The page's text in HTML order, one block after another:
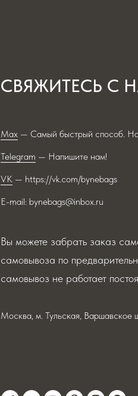
СВЯЖИТЕСЬ С
Max — Самый быстрый способ.
Telegram — Напишите нам!
VK — https://vk.com/bynebags
E-mail: bynebags@inbox.ru
Вы можете забрать заказ
самовывоза по
самовывоз не работает
Москва, м. Тульская,